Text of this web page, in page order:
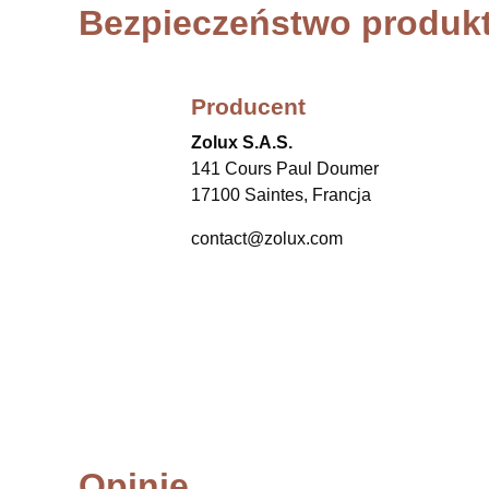
Bezpieczeństwo
Producent
Zolux S.A.S.
141 Cours Paul Doumer
17100 Saintes, Francja
contact@zolux.com